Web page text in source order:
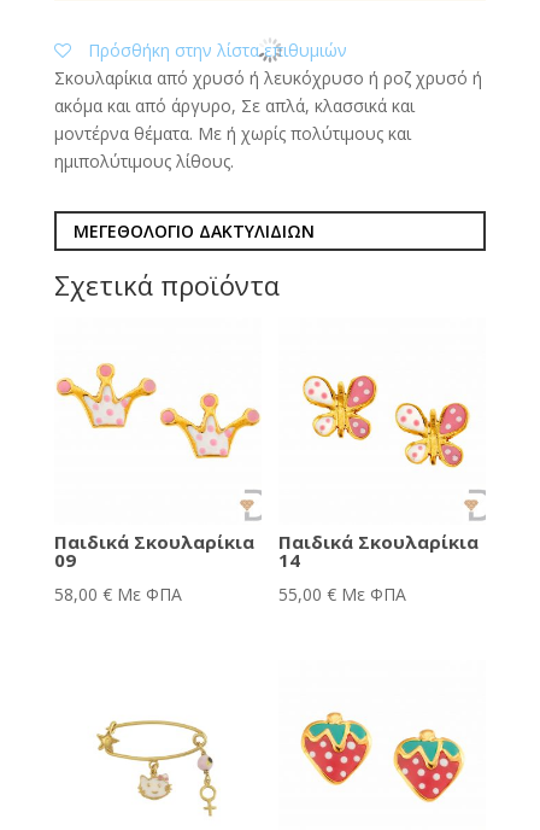
Πρόσθήκη στην λίστα επιθυμιών
Σκουλαρίκια από χρυσό ή λευκόχρυσο ή ροζ χρυσό ή
ακόμα και από άργυρο, Σε απλά, κλασσικά και
μοντέρνα θέματα. Με ή χωρίς πολύτιμους και
ημιπολύτιμους λίθους.
ΜΕΓΕΘΟΛΟΓΙΟ ΔΑΚΤΥΛΙΔΙΩΝ
Σχετικά προϊόντα
Παιδικά Σκουλαρίκια
09
58,00 € Με ΦΠΑ
Παιδικά Σκουλαρίκια
14
55,00€ Με ΦΠΑ